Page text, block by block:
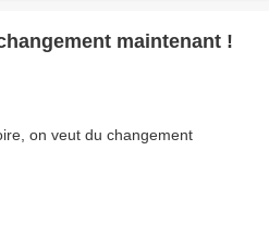
maintenant !